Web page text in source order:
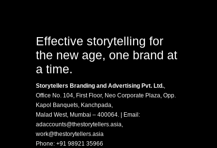
Effective storytelling for
the new age, one brand at
a time.
Storytellers Branding and Advertising Pvt. Ltd.
Office No. 104, First Floor, Neo Corporate Plaza, Opp.
Kapol Banquets, Kanchpada,
Malad West, Mumbai – 400064. | Email:
adaccounts@thestorytellers.asia
work@thestorytellers.asia
Phone: +91 98921 35966